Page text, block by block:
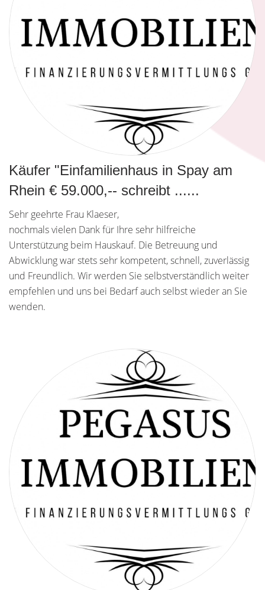
Käufer "Einfamilienhaus in Spay am
Rhein € 59.000,-- schreibt ......
Sehr geehrte Frau Klaeser,
nochmals vielen Dank für Ihre sehr hilfreiche
Unterstützung beim Hauskauf. Die Betreuung und
Abwicklung war stets sehr kompetent, schnell, zuverlässig
und Freundlich. Wir werden Sie selbstverständlich weiter
empfehlen und uns bei Bedarf auch selbst wieder an Sie
wenden.